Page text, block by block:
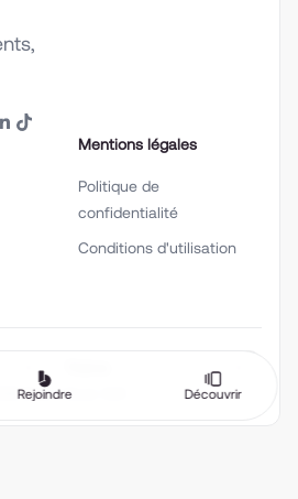
Mentions légales
Politique de
confidentialité
Conditions d'utilisation
2026 Bolero Music SAS
Rejoindre Découvrir